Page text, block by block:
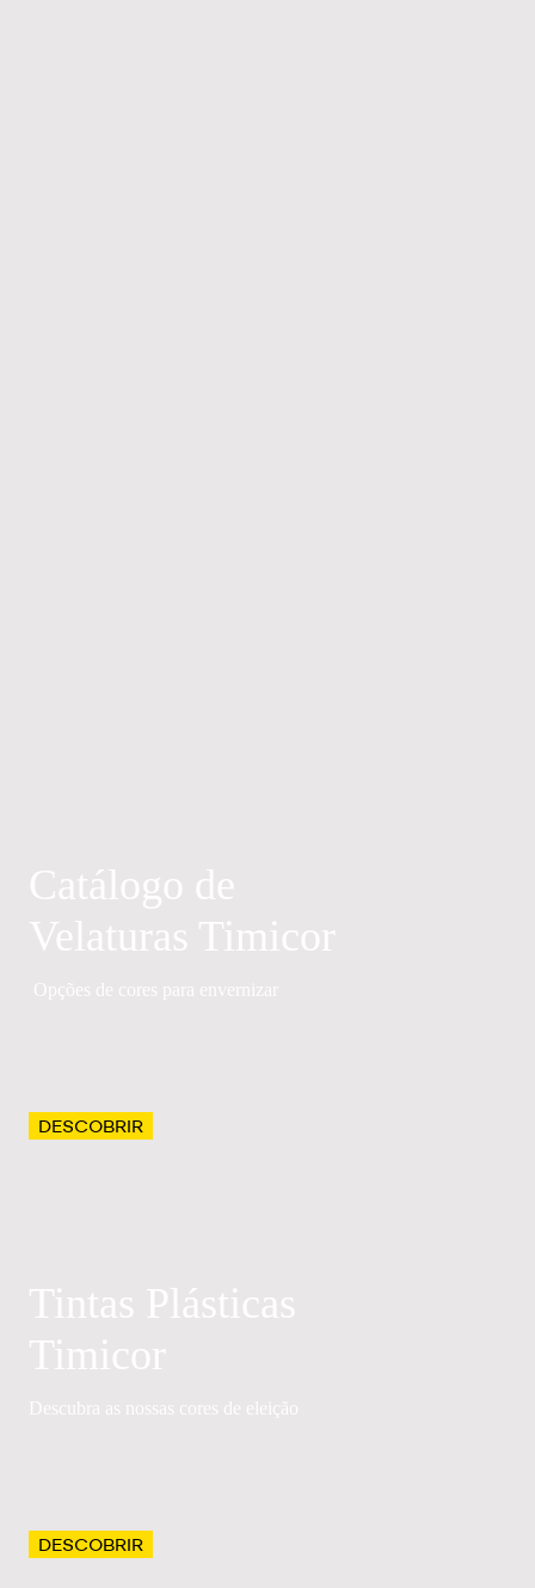
Catálogo de
Velaturas Timicor
Opções de cores para envernizar
DESCOBRIR
Tintas Plásticas
Timicor
Descubra as nossas cores de eleição
DESCOBRIR